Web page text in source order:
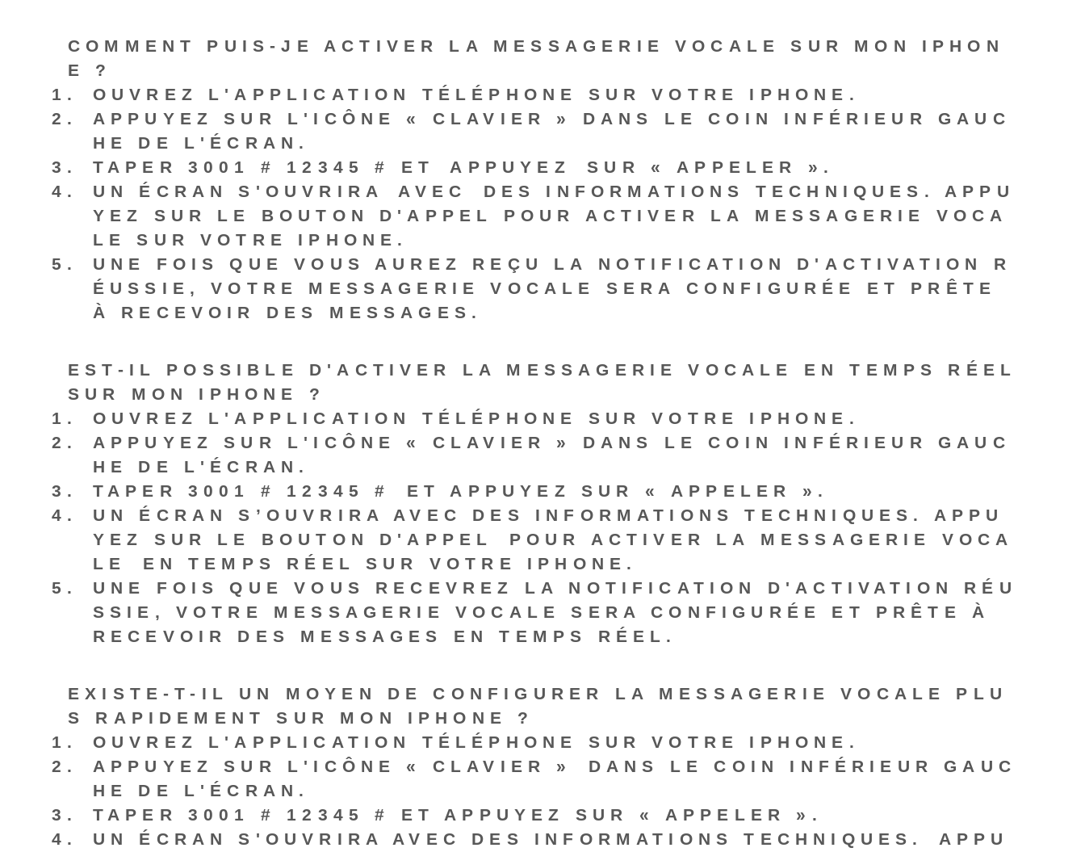
COMMENT PUIS-JE ACTIVER LA MESSAGERIE VOCALE SUR MON IPHON
E ?
OUVREZ L'APPLICATION TÉLÉPHONE SUR VOTRE IPHONE.
APPUYEZ SUR L'ICÔNE « CLAVIER » DANS LE COIN INFÉRIEUR GAUC
HE DE L'ÉCRAN.
TAPER 3001 # 12345 #
ET⁤ APPUYEZ⁣ SUR « APPELER ».
UN ÉCRAN S'OUVRIRA ⁤AVEC⁤ DES INFORMATIONS TECHNIQUES. APPU
YEZ SUR LE BOUTON D'APPEL POUR ACTIVER LA MESSAGERIE VOCA
LE SUR VOTRE IPHONE.
UNE FOIS QUE VOUS AUREZ REÇU LA NOTIFICATION D'ACTIVATION R
ÉUSSIE, VOTRE MESSAGERIE VOCALE SERA CONFIGURÉE ET PRÊTE
À RECEVOIR DES MESSAGES.
EST-IL POSSIBLE D'ACTIVER LA MESSAGERIE VOCALE EN TEMPS RÉEL
SUR MON IPHONE ?
OUVREZ L'APPLICATION TÉLÉPHONE SUR VOTRE IPHONE.
APPUYEZ SUR L'ICÔNE « CLAVIER » DANS LE COIN INFÉRIEUR GAUC
HE DE L'ÉCRAN.
TAPER 3001 # 12345 #
⁤ ET APPUYEZ SUR « APPELER ».
UN ÉCRAN S’OUVRIRA AVEC DES INFORMATIONS TECHNIQUES. APPU
YEZ SUR LE BOUTON D'APPEL⁢ POUR ACTIVER LA MESSAGERIE VOCA
LE⁤ EN TEMPS RÉEL SUR VOTRE IPHONE.
UNE FOIS QUE VOUS RECEVREZ LA NOTIFICATION D'ACTIVATION RÉU
SSIE, VOTRE MESSAGERIE VOCALE SERA CONFIGURÉE ET PRÊTE À
RECEVOIR DES MESSAGES EN TEMPS RÉEL.
EXISTE-T-IL UN MOYEN DE CONFIGURER LA MESSAGERIE VOCALE PLU
S RAPIDEMENT SUR MON IPHONE ?
OUVREZ L'APPLICATION TÉLÉPHONE SUR VOTRE IPHONE.
APPUYEZ SUR L'ICÔNE « CLAVIER »⁤ DANS LE COIN INFÉRIEUR GAUC
HE DE L'ÉCRAN.
TAPER 3001 # 12345 #
ET APPUYEZ SUR « APPELER ».
UN ÉCRAN S'OUVRIRA AVEC DES INFORMATIONS TECHNIQUES.⁣ APPU